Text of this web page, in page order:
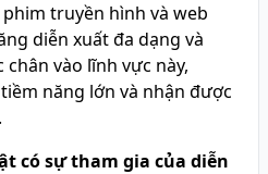
truyền hình và web
diễn xuất đa dạng và
vào lĩnh vực này,
năng lớn và nhận được
có sự tham gia của diễn